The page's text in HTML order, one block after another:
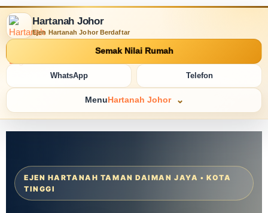
Hartanah Johor
Ejen Hartanah Johor Berdaftar
Semak Nilai Rumah
WhatsApp Telefon
Menu Hartanah Johor
EJEN HARTANAH TAMAN DAIMAN JAYA • KOTA
TINGGI